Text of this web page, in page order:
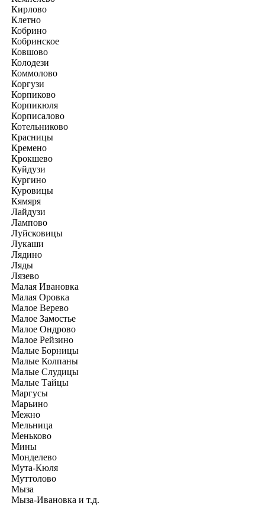
Кирлово
Клетно
Кобрино
Кобринское
Ковшово
Колодези
Коммолово
Коргузи
Корпиково
Корпикюля
Корписалово
Котельниково
Красницы
Кремено
Крокшево
Куйдузи
Кургино
Куровицы
Кямяря
Лайдузи
Лампово
Луйсковицы
Лукаши
Лядино
Ляды
Лязево
Малая Ивановка
Малая Оровка
Малое Верево
Малое Замостье
Малое Ондрово
Малое Рейзино
Малые Борницы
Малые Колпаны
Малые Слудицы
Малые Тайцы
Маргусы
Марьино
Межно
Мельница
Меньково
Мины
Монделево
Мута-Кюля
Муттолово
Мыза
Мыза-Ивановка и т.д.